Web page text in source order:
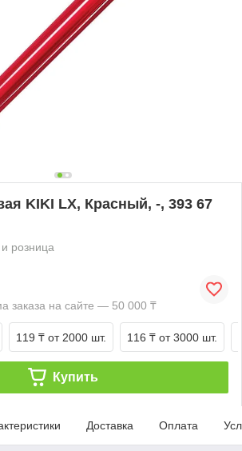
KIKI LX, Красный, -, 393 67
розница
заказа на сайте — 50 000 ₸
119 ₸ от 2000 шт. 116 ₸ от 3000 шт.
Купить
Доставка Оплата